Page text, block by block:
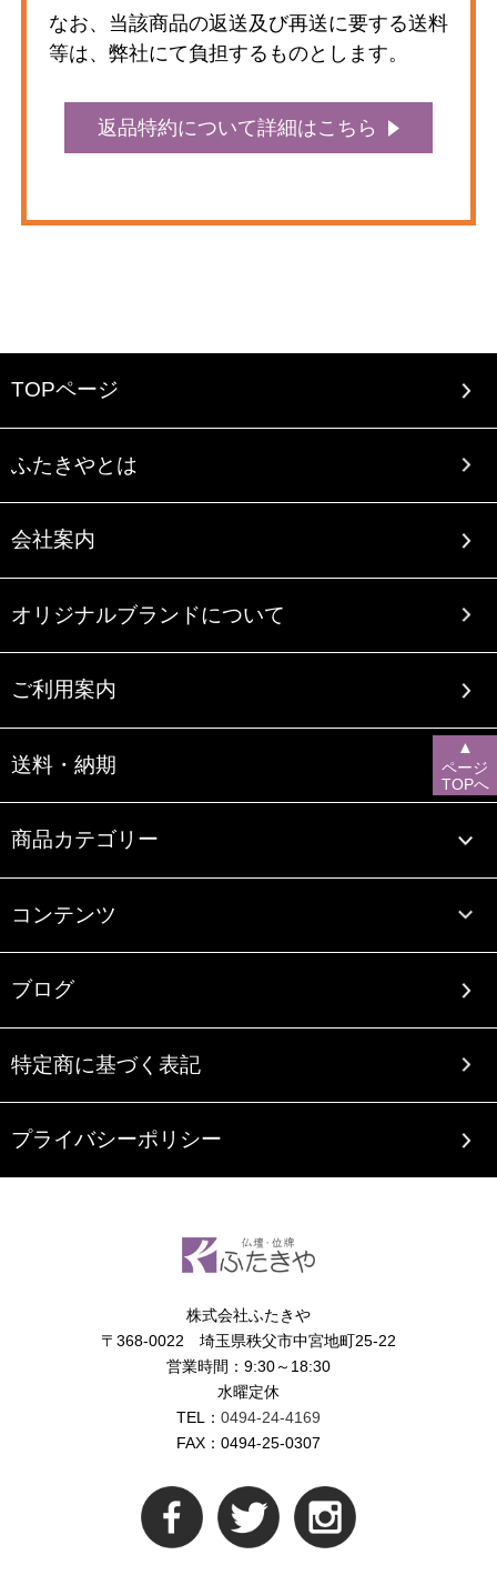
なお、当該商品の返送及び再送に要する送料
等は、弊社にて負担するものとします。
返品特約について詳細はこちら
TOPページ
ふたきやとは
会社案内
オリジナルブランドについて
ご利用案内
送料・納期
商品カテゴリー
コンテンツ
ブログ
特定商に基づく表記
プライバシーポリシー
株式会社ふたきや
〒368-0022 埼玉県秩父市中宮地町25-22
営業時間：9:30～18:30
水曜定休
TEL： 0494-24-4169
FAX：0494-25-0307
▲
ページ
TOPへ